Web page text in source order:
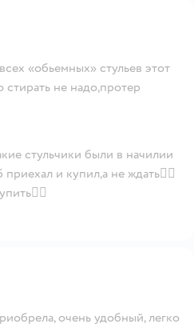
«обьемных» стульев этот
стирать не надо,протер
стульчики были в начилии
и купил,а не ждать👍🏽
очень удобный, легко